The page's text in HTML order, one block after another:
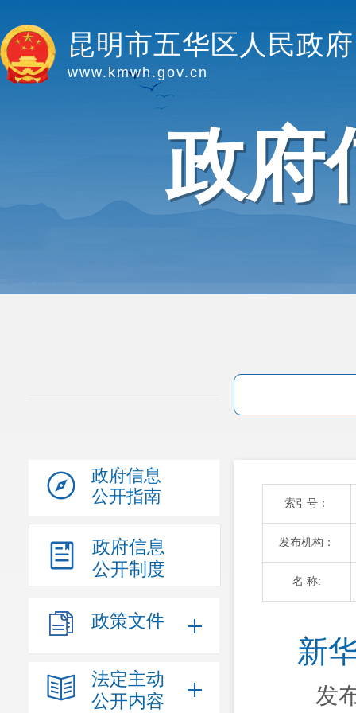
昆明市五华区人民政府
www.kmwh.gov.cn
政府
政府信息
公开指南
政府信息
公开制度
政策文件
法定主动
公开内容
索引号：
发布机构：
名 称:
新
发